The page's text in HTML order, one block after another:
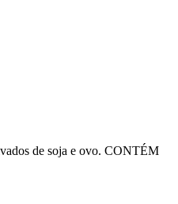
de soja e ovo. CONTÉM